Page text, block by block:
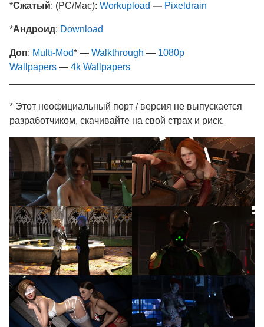
*Сжатый: (PC/Mac): Workupload — Pixeldrain
*Андроид: Download
Доп: Multi-Mod* — Walkthrough — 1080p
Wallpapers — 4k Wallpapers
* Этот неофициальный порт / версия не выпускается
разработчиком, скачивайте на свой страх и риск.